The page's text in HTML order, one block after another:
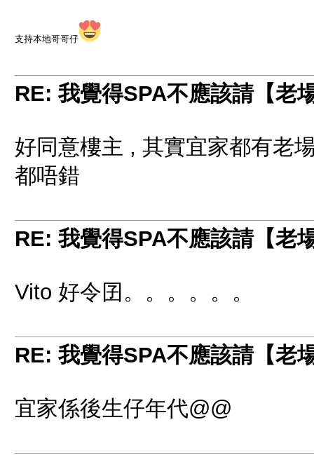
支持本地哥哥仔
RE: 我覺得SPA不應該請【老
好同意樓主 , 其實宜家都有老
都唔錯
RE: 我覺得SPA不應該請【老
Vito 好令囝。。。。。。
RE: 我覺得SPA不應該請【老
宜家係後生仔年代@@